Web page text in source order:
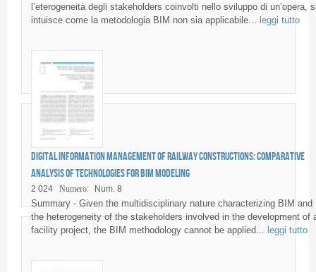
l’eterogeneità degli stakeholders coinvolti nello sviluppo di un’opera,
intuisce come la metodologia BIM non sia applicabile...
leggi tutto
Digital information management of railway constructions: comparative
analysis of technologies for BIM modeling
2 024 Numero: Num. 8
Summary - Given the multidisciplinary nature characterizing BIM and
the heterogeneity of the stakeholders involved in the development of
facility project, the BIM methodology cannot be applied... leggi tutto